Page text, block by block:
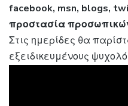
facebook, msn, blogs,
προστασία
Στις ημερίδες θα
εξειδικευμένους